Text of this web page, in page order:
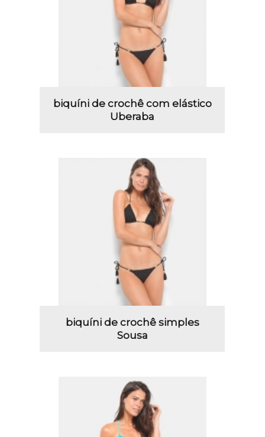
biquíni de crochê com elástico
Uberaba
biquíni de crochê simples
Sousa